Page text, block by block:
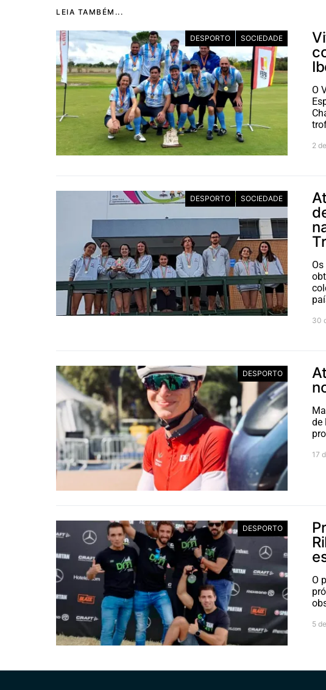
LEIA TAMBÉM...
DESPORTO SOCIEDADE
O
2
DESPORTO SOCIEDADE
30
DESPORTO
de
17
DESPORTO
O
5